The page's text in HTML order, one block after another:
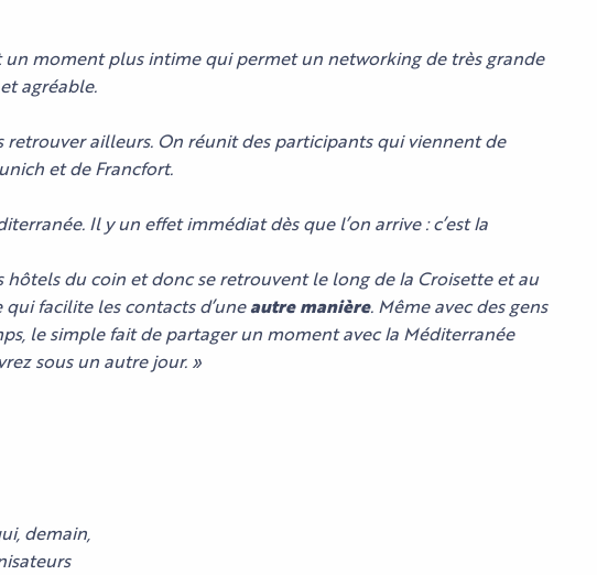
un moment plus intime qui permet un networking de très grande
agréable.
retrouver ailleurs. On réunit des participants qui viennent de
et de Francfort.
Il y un effet immédiat dès que l’on arrive : c’est la
hôtels du coin et donc se retrouvent le long de la Croisette et au
qui facilite les contacts d’uneautre manière. Même avec des gens
le simple fait de partager un moment avec la Méditerranée
sous un autre jour. »
demain,